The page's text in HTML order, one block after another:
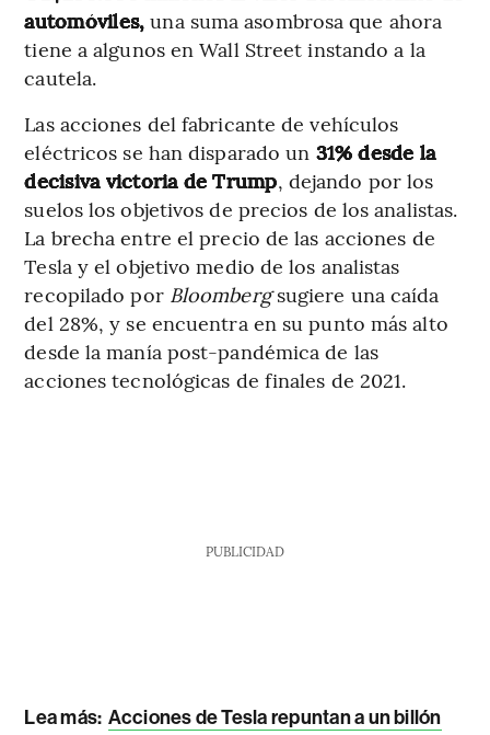
automóviles, una suma asombrosa que ahora
tiene a algunos en Wall Street instando a la
cautela.
Las acciones del fabricante de vehículos
eléctricos se han disparado un 31% desde la
decisiva victoria de Trump, dejando por los
suelos los objetivos de precios de los analistas.
La brecha entre el precio de las acciones de
Tesla y el objetivo medio de los analistas
recopilado por Bloombergsugiere una caída
del 28%, y se encuentra en su punto más alto
desde la manía post-pandémica de las
acciones tecnológicas de finales de 2021.
PUBLICIDAD
Lea más: Acciones de Tesla repuntan a un billón